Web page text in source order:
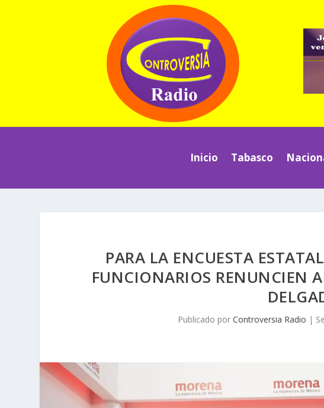
Inicio Tabasco
PARA LA ENCUESTA
FUNCIONARIOS RENUNCIEN
Publicado por Controversia Radio |